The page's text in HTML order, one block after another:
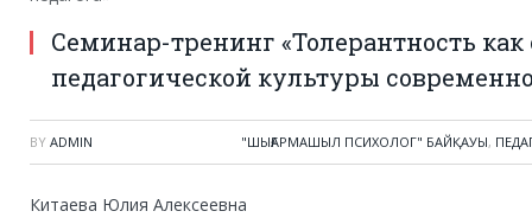
Семинар-тренинг «Толерантность
педагогической культуры
BY ADMIN "ШЫҒАРМАШЫЛ ПСИХОЛОГ" БАЙҚАУЫ,
Китаева Юлия Алексеевна